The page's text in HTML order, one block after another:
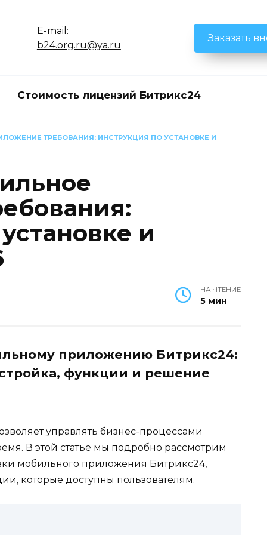
E-mail:
b24.org.ru@ya.ru
Заказать
Стоимость лицензий Битрикс24
ТРЕБОВАНИЯ: ИНСТРУКЦИЯ ПО УСТАНОВКЕ И
и
НА ЧТЕНИЕ
5 мин
приложению Битрикс24:
функции и решение
управлять бизнес-процессами
В этой статье мы подробно рассмотрим
мобильного приложения Битрикс24,
которые доступны пользователям.